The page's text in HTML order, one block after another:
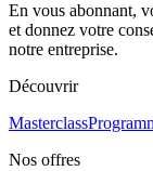
En vous abonnant,
et donnez votre
notre entreprise.
Découvrir
Masterclass
Nos offres